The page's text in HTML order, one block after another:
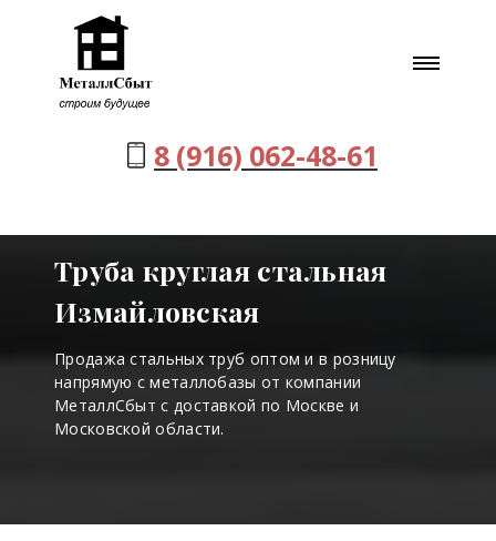
8 (916) 062-48-61
Труба круглая стальная
Измайловская
Продажа стальных труб оптом и в розницу
напрямую с металлобазы от компании
МеталлСбыт с доставкой по Москве и
Московской области.